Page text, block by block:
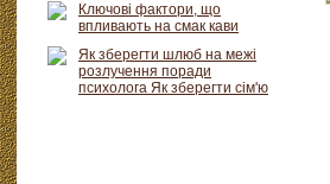
Ключові фактори, що
впливають на смак кави
Як зберегти шлюб на межі
розлучення поради
психолога Як зберегти сім'ю